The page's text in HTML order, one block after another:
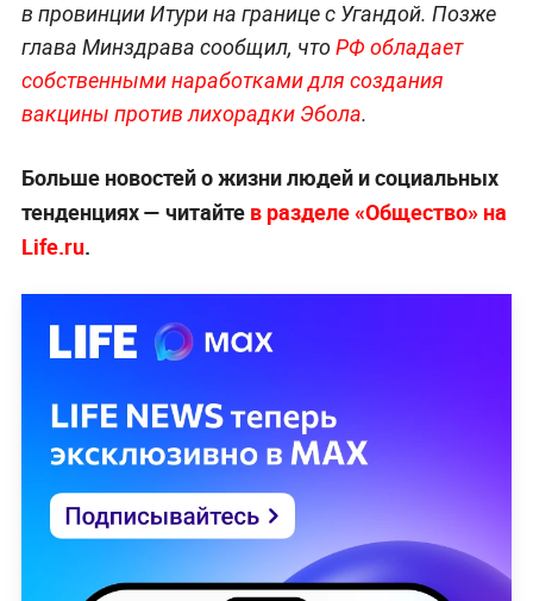
в провинции Итури на границе с Угандой. Позже
глава Минздрава сообщил, чтоРФ обладает
собственными наработками для создания
вакцины против лихорадки Эбола.
Больше новостей о жизни людей и социальных
тенденциях — читайте в разделе «Общество» на
Life.ru.